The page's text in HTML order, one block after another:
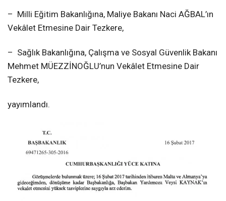
– Milli Eğitim Bakanlığına, Maliye Bakanı Naci AĞBAL’ın
Vekâlet Etmesine Dair Tezkere,
– Sağlık Bakanlığına, Çalışma ve Sosyal Güvenlik Bakanı
Mehmet MÜEZZİNOĞLU’nun Vekâlet Etmesine Dair
Tezkere,
yayımlandı.